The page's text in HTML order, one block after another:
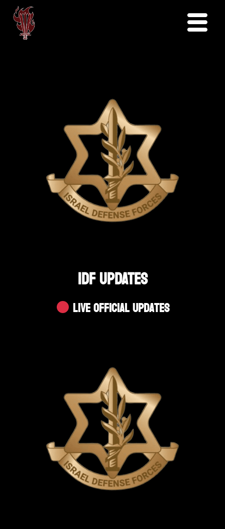
IDF UPDATES
Live Official Updates